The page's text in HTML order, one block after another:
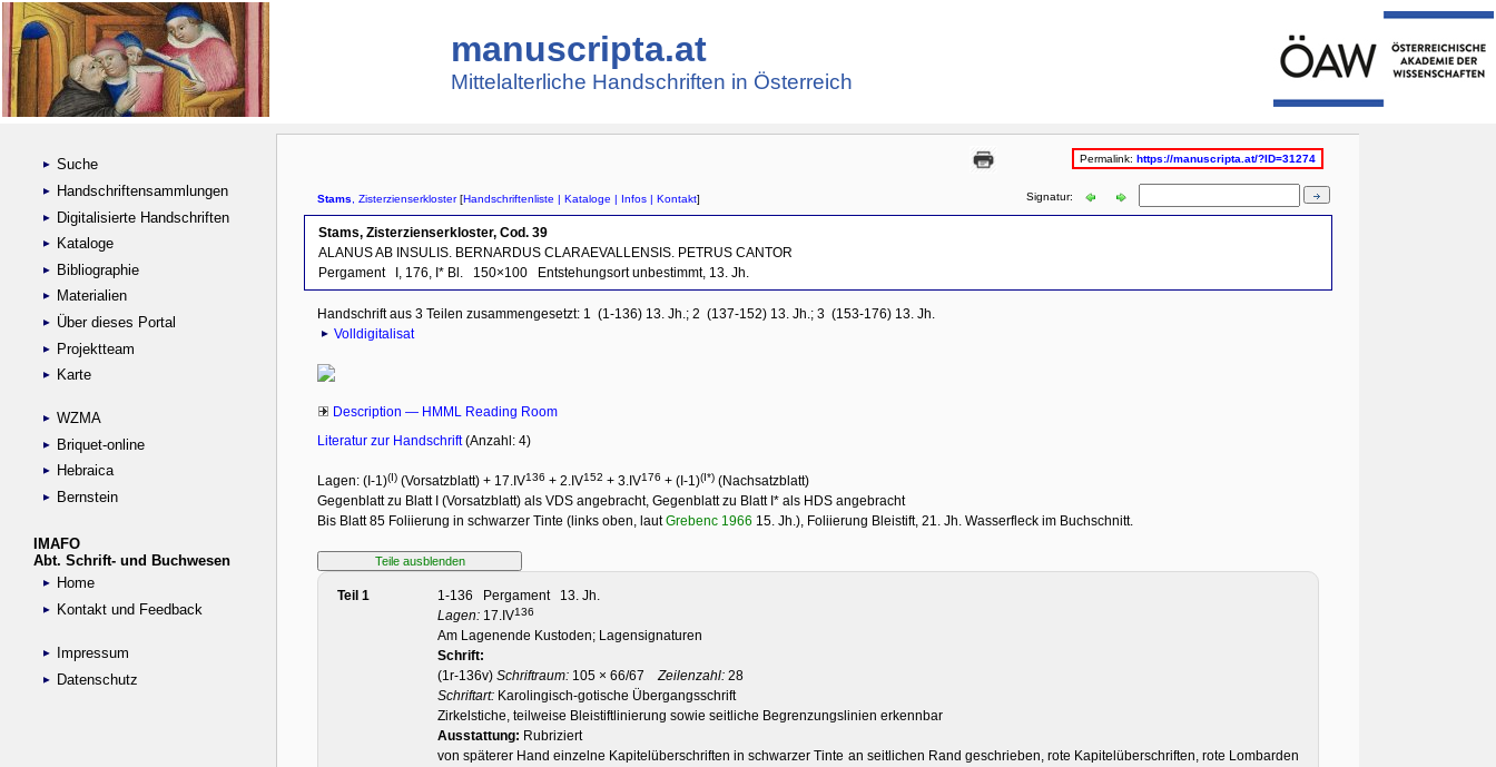
manuscripta.at
Mittelalterliche Handschriften in Österreich
Suche
Handschriftensammlungen
Digitalisierte Handschriften
Kataloge
Bibliographie
Materialien
Über dieses Portal
Projektteam
Karte
WZMA
Briquet-online
Hebraica
Bernstein
IMAFO
Abt. Schrift- und Buchwesen
Home
Kontakt und Feedback
Impressum
Datenschutz